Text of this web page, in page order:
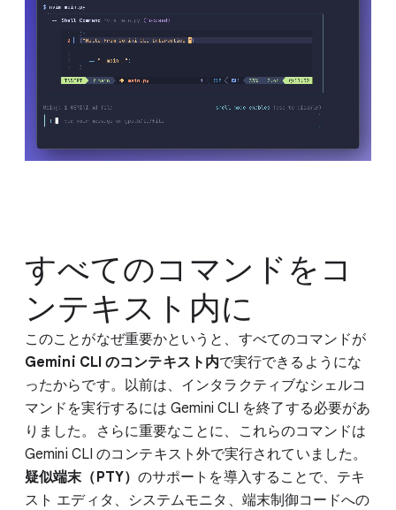
すべてのコマンドをコ
ンテキスト内に
このことがなぜ重要かというと、すべてのコマンドが
Gemini CLI のコンテキスト内で実行できるようにな
ったからです。以前は、インタラクティブなシェルコ
マンドを実行するには Gemini CLI を終了する必要があ
りました。さらに重要なことに、これらのコマンドは
Gemini CLI のコンテキスト外で実行されていました。
疑似端末（PTY） のサポートを導入することで、テキ
スト エディタ、システムモニタ、端末制御コードへの